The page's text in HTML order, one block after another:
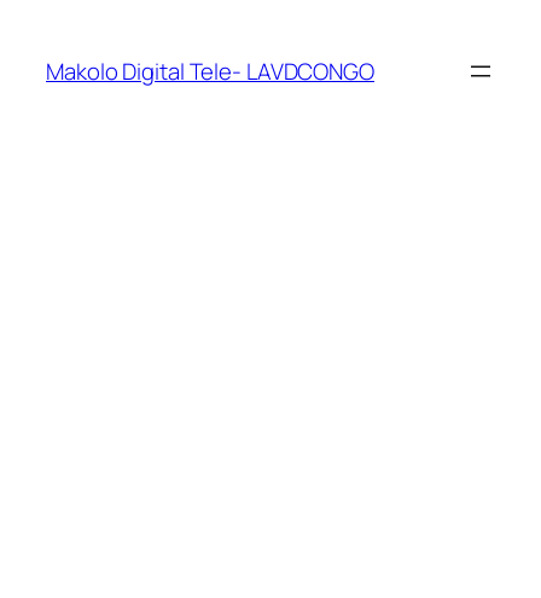
Makolo Digital Tele- LAVDCONGO